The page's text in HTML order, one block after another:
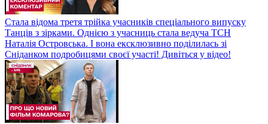
Стала відома третя трійка учасників спеціального випуску
Танців з зірками. Однією з учасниць стала ведуча ТСН
Наталія Островська. І вона ексклюзивно поділилась зі
Сніданком подробицями своєї участі! Дивіться у відео!